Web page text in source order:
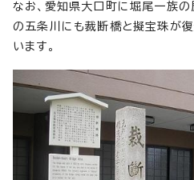
なお、愛知県大口町に堀尾一族の
の五条川にも裁断橋と擬宝珠が
います。